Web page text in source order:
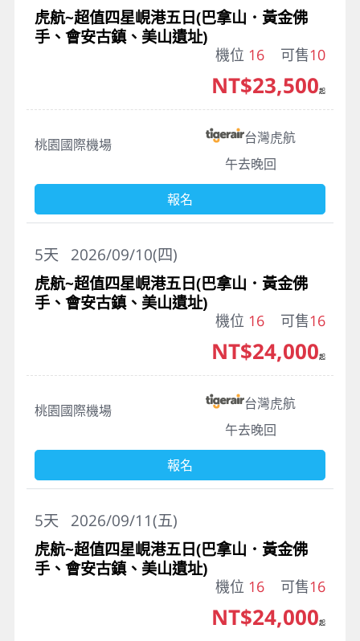
虎航~超值四星峴港五日(巴拿山．黃金佛
手、會安古鎮、美山遺址)
機位 16 可售10
桃園國際機場
台灣虎航
午去晚回
NT$23,500起
報名
2026/09/10(四)
5天
虎航~超值四星峴港五日(巴拿山．黃金佛
手、會安古鎮、美山遺址)
機位 16 可售16
桃園國際機場
台灣虎航
午去晚回
NT$24,000起
報名
2026/09/11(五)
5天
虎航~超值四星峴港五日(巴拿山．黃金佛
手、會安古鎮、美山遺址)
機位 16 可售16
NT$24,000起